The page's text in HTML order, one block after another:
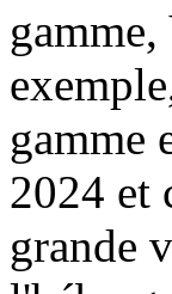
gamme
2024 et
grande